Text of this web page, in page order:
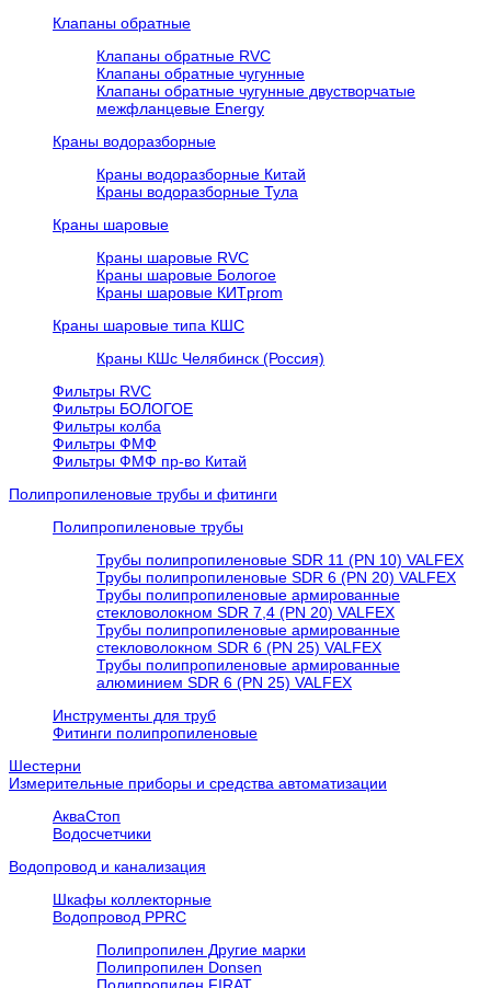
Клапаны обратные
Клапаны обратные RVC
Клапаны обратные чугунные
Клапаны обратные чугунные двустворчатые
межфланцевые Energy
Краны водоразборные
Краны водоразборные Китай
Краны водоразборные Тула
Краны шаровые
Краны шаровые RVC
Краны шаровые Бологое
Краны шаровые КИТprom
Краны шаровые типа КШС
Краны КШс Челябинск (Россия)
Фильтры RVC
Фильтры БОЛОГОЕ
Фильтры колба
Фильтры ФМФ
Фильтры ФМФ пр-во Китай
Полипропиленовые трубы и фитинги
Полипропиленовые трубы
Трубы полипропиленовые SDR 11 (PN 10) VALFEX
Трубы полипропиленовые SDR 6 (PN 20) VALFEX
Трубы полипропиленовые армированные
стекловолокном SDR 7,4 (PN 20) VALFEX
Трубы полипропиленовые армированные
стекловолокном SDR 6 (PN 25) VALFEX
Трубы полипропиленовые армированные
алюминием SDR 6 (PN 25) VALFEX
Инструменты для труб
Фитинги полипропиленовые
Шестерни
Измерительные приборы и средства автоматизации
АкваСтоп
Водосчетчики
Водопровод и канализация
Шкафы коллекторные
Водопровод PPRC
Полипропилен Другие марки
Полипропилен Donsen